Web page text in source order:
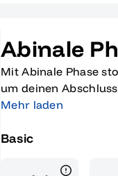
Abinale
Mit Abinale Phase
um deinen
originelle Produkt ist
Meilenstein
zum Schmunzeln
Mehr laden
Basic